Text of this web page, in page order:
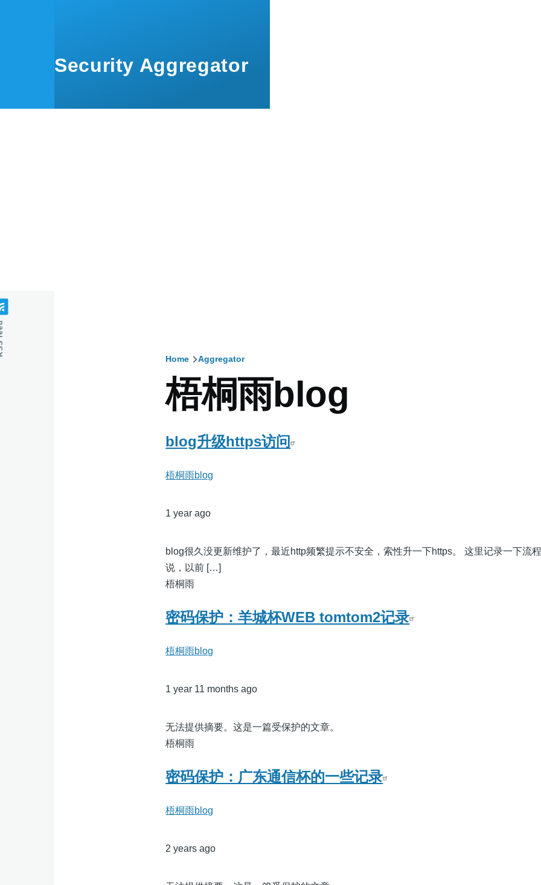
Security Aggregator
Breadcrumb
Home Aggregator
梧桐雨blog
blog升级https访问
梧桐雨blog
1 year ago
blog很久没更新维护了，最近http频繁提示不安全，索性升一下https。 这里记录一下流
说，以前 […]
梧桐雨
密码保护：羊城杯WEB tomtom2记录
梧桐雨blog
1 year 11 months ago
无法提供摘要。这是一篇受保护的文章。
梧桐雨
密码保护：广东通信杯的一些记录
梧桐雨blog
2 years ago